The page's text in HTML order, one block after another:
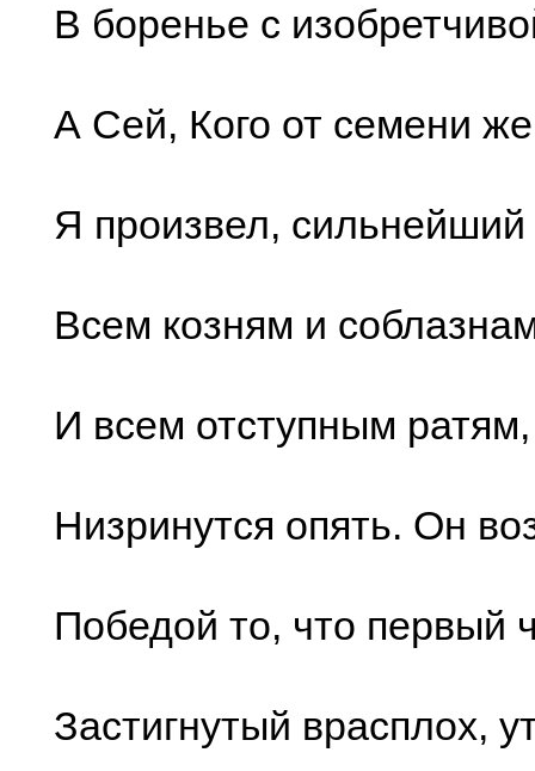
В боренье с
А Сей, Кого от семени
Я произвел, сильнейший
Всем козням и
И всем отступным
Низринутся опять. Он
Победой то, что первый
Застигнутый врасплох,